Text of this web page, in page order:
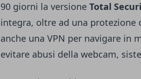
90 giorni la versione Total
integra, oltre ad una protezione
anche una VPN per navigare in
evitare abusi della webcam,